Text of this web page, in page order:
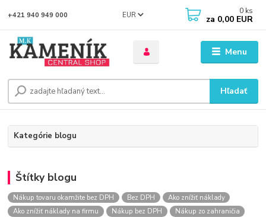
Menu
EUR
Hľadať
+421 940 949 000 0 ks
za 0,00 EUR
Kategórie blogu
Štítky blogu
Nákup tovaru okamžite bez DPH Bez DPH
Ako znížiť náklady
Ako znížiť náklady na firmu
Nákup bez DPH
Nákup zo zahraničia